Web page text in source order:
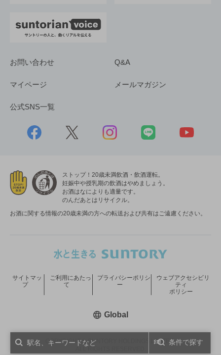
条件で探す
お問い合わせ Q&A
マイページ メールマガジン
公式SNS一覧
ストップ！20歳未満飲酒・飲酒運転。
妊娠中や授乳期の飲酒はやめましょう。
お酒はなによりも適量です。
のんだあとはリサイクル。
お酒に関する情報の20歳未満の方への転送および共有はご遠慮ください。
COPYRIGHT © SUNTORY HOLDINGS LIMITED.
サイトマッ
プ
ご利用にあたっ
て
プライバシーポリシ
ー
ウェブアクセシビリ
ティ
ポリシー
Global新しいウィンドウで開く